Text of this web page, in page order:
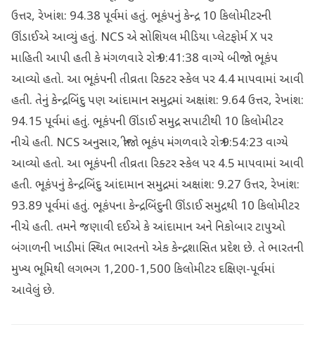
ઉત્તર, રેખાંશ: 94.38 પૂર્વમાં હતું. ભૂકંપનું કેન્દ્ર 10 કિલોમીટરની
ઊંડાઈએ આવ્યું હતું. NCS એ સોશિયલ મીડિયા પ્લેટફોર્મ X પર
માહિતી આપી હતી કે મંગળવારે રાત્રે 9:41:38 વાગ્યે બીજો ભૂકંપ
આવ્યો હતો. આ ભૂકંપની તીવ્રતા રિક્ટર સ્કેલ પર 4.4 માપવામાં આવી
હતી. તેનું કેન્દ્રબિંદુ પણ આંદામાન સમુદ્રમાં અક્ષાંશ: 9.64 ઉત્તર, રેખાંશ:
94.15 પૂર્વમાં હતું. ભૂકંપની ઊંડાઈ સમુદ્ર સપાટીથી 10 કિલોમીટર
નીચે હતી. NCS અનુસાર, ત્રીજો ભૂકંપ મંગળવારે રાત્રે 9:54:23 વાગ્યે
આવ્યો હતો. આ ભૂકંપની તીવ્રતા રિક્ટર સ્કેલ પર 4.5 માપવામાં આવી
હતી. ભૂકંપનું કેન્દ્રબિંદુ આંદામાન સમુદ્રમાં અક્ષાંશ: 9.27 ઉત્તર, રેખાંશ:
93.89 પૂર્વમાં હતું. ભૂકંપના કેન્દ્રબિંદુની ઊંડાઈ સમુદ્રથી 10 કિલોમીટર
નીચે હતી. તમને જણાવી દઈએ કે આંદામાન અને નિકોબાર ટાપુઓ
બંગાળની ખાડીમાં સ્થિત ભારતનો એક કેન્દ્રશાસિત પ્રદેશ છે. તે ભારતની
મુખ્ય ભૂમિથી લગભગ 1,200-1,500 કિલોમીટર દક્ષિણ-પૂર્વમાં
આવેલું છે.